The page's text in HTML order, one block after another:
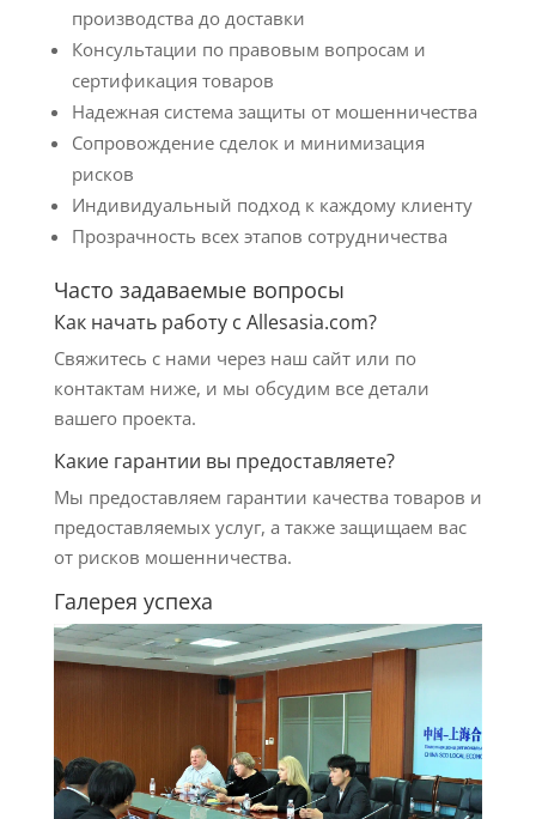
производства до доставки
Консультации по правовым вопросам и
сертификация товаров
Надежная система защиты от мошенничества
Сопровождение сделок и минимизация
рисков
Индивидуальный подход к каждому клиенту
Прозрачность всех этапов сотрудничества
Часто задаваемые вопросы
Как начать работу с Allesasia.com?
Свяжитесь с нами через наш сайт или по
контактам ниже, и мы обсудим все детали
вашего проекта.
Какие гарантии вы предоставляете?
Мы предоставляем гарантии качества товаров и
предоставляемых услуг, а также защищаем вас
от рисков мошенничества.
Галерея успеха